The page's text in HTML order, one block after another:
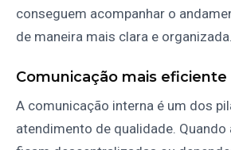
conseguem acompanhar o
de maneira mais clara e organizada.
Comunicação mais eficiente
A comunicação interna é um dos
atendimento de qualidade.